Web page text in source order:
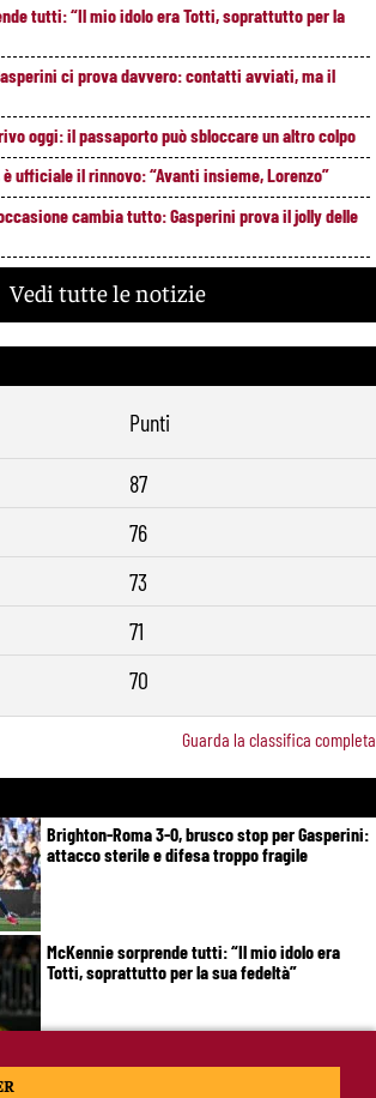
tutti: “Il mio idolo era Totti, soprattutto per la
ci prova davvero: contatti avviati, ma il
oggi: il passaporto può sbloccare un altro colpo
ufficiale il rinnovo: “Avanti insieme, Lorenzo”
cambia tutto: Gasperini prova il jolly delle
Roma: ufficiale il prestito al Rayo Vallecano
“Sono concentrato sul Bologna”. Poi esalta
aspetta ancora il suo trequartista: Nusa
e Gittens
Vedi tutte le notizie
Punti
87
76
73
71
70
Guarda la classifica completa
Brighton-Roma 3-0, brusco stop per Gasperini:
attacco sterile e difesa troppo fragile
McKennie sorprende tutti: “Il mio idolo era
Totti, soprattutto per la sua fedeltà”
Roma-Endrick, Gasperini ci prova davvero: